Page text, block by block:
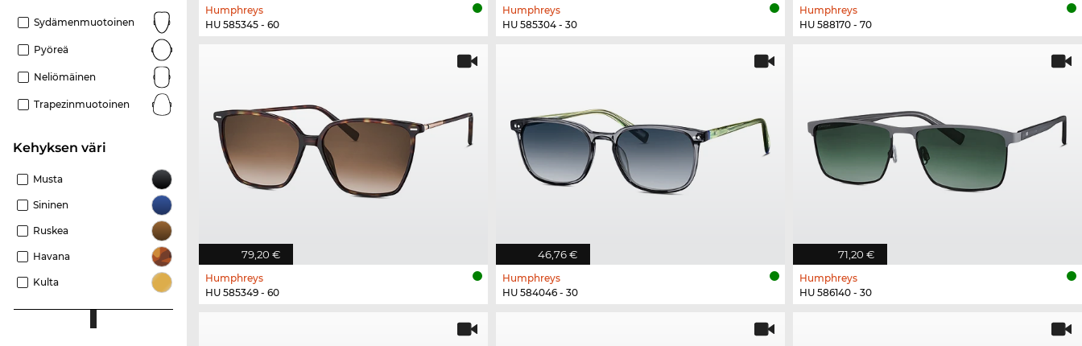
Sydämenmuotoinen
Pyöreä
Neliömäinen
Trapezinmuotoinen
Kehyksen väri
Musta
Sininen
Ruskea
Havana
Kulta
Humphreys
HU 585345 - 60
Humphreys
HU 585304 - 30
Humphreys
HU 588170 - 70
79,20 €
Humphreys
HU 585349 - 60
46,76 €
Humphreys
HU 584046 - 30
71,20 €
Humphreys
HU 586140 - 30